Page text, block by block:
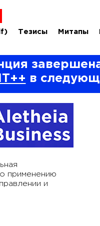
Тезисы Митапы
в
применению
и